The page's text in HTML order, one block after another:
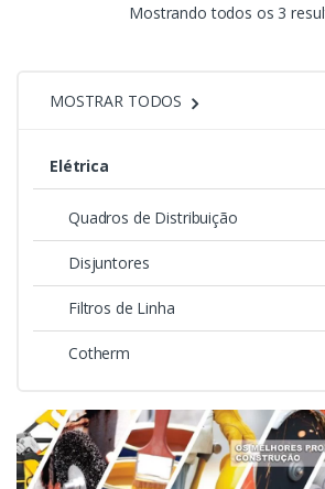
Mostrando todos os 3
MOSTRAR TODOS
Elétrica
Quadros de Distribuição
Disjuntores
Filtros de Linha
Cotherm